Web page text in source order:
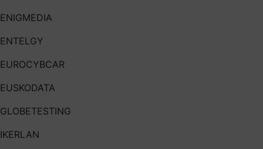
ENIGMEDIA
ENTELGY
EUROCYBCAR
EUSKODATA
GLOBETESTING
IKERLAN